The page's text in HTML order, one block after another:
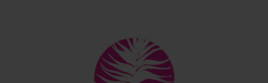
Back
To
Top